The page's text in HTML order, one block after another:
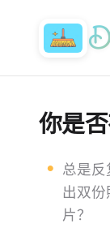
你是
总是
出双
片？